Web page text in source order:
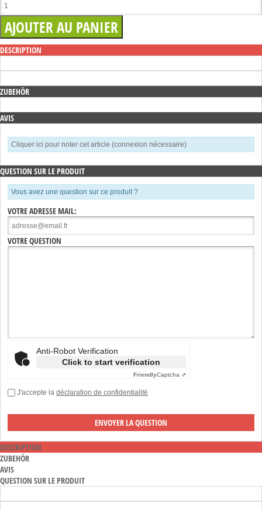
DESCRIPTION
ZUBEHÖR
AVIS
Cliquer ici pour noter cet article (connexion nécessaire)
QUESTION SUR LE PRODUIT
Vous avez une question sur ce produit ?
VOTRE ADRESSE MAIL:
VOTRE QUESTION
Anti-Robot Verification
Click to start verification
FriendlyCaptcha ⇗
J'accepte la déclaration de confidentialité
DESCRIPTION
ZUBEHÖR
AVIS
QUESTION SUR LE PRODUIT